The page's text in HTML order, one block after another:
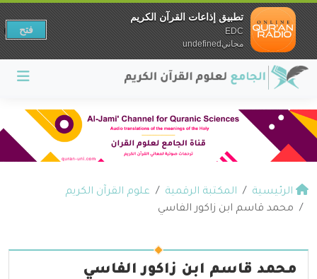
الرئيسية المكتبة الرقمية
علوم القرآن الكريم
محمد قاسم ابن زاكور الفاسي
محمد قاسم ابن زاكور الفاسي
تطبيق إذاعات القرآن الكريم
EDC
مجانيundefined
فتح